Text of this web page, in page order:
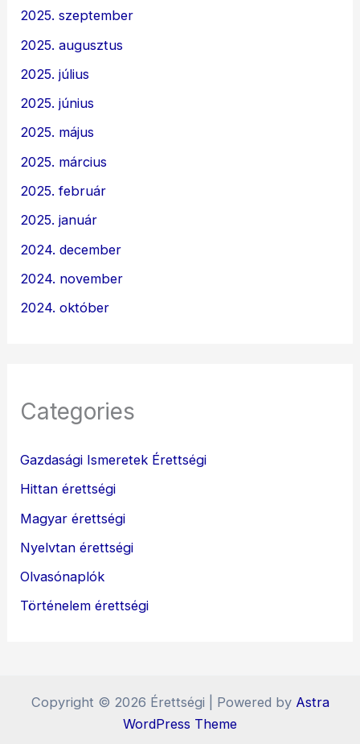
2025. szeptember
2025. augusztus
2025. július
2025. június
2025. május
2025. március
2025. február
2025. január
2024. december
2024. november
2024. október
Categories
Gazdasági Ismeretek Érettségi
Hittan érettségi
Magyar érettségi
Nyelvtan érettségi
Olvasónaplók
Történelem érettségi
Copyright © 2026 Érettségi | Powered by Astra
WordPress Theme